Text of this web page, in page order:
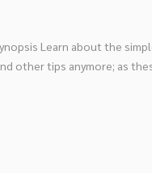
Learn about the
other tips anymore; as